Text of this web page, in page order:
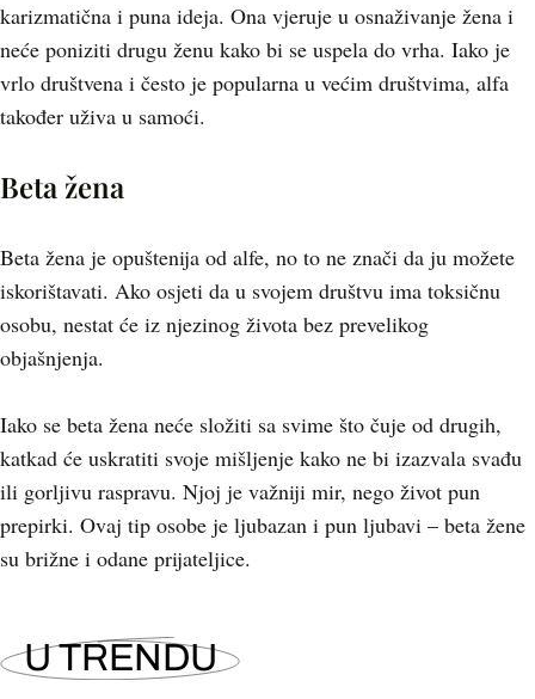
karizmatična i puna ideja. Ona vjeruje u osnaživanje žena i
neće poniziti drugu ženu kako bi se uspela do vrha. Iako je
vrlo društvena i često je popularna u većim društvima, alfa
također uživa u samoći.
Beta žena
Beta žena je opuštenija od alfe, no to ne znači da ju možete
iskorištavati. Ako osjeti da u svojem društvu ima toksičnu
osobu, nestat će iz njezinog života bez prevelikog
objašnjenja.
Iako se beta žena neće složiti sa svime što čuje od drugih,
katkad će uskratiti svoje mišljenje kako ne bi izazvala svađu
ili gorljivu raspravu. Njoj je važniji mir, nego život pun
prepirki. Ovaj tip osobe je ljubazan i pun ljubavi – beta žene
su brižne i odane prijateljice.
U TRENDU